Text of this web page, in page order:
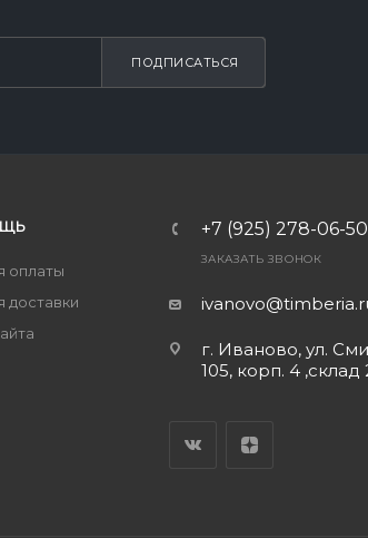
ПОДПИСАТЬСЯ
оплаты
доставки
+7 (925) 278-06-50
ЗАКАЗАТЬ ЗВОНОК
г. Иваново, ул.
105, корп. 4 ,склад